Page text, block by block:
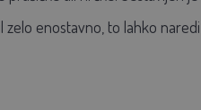
enostavno, to lahko